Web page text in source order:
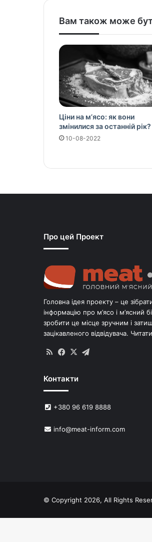
Вам також може
Ціни на м’ясо: як вони
змінилися за останній рік?
10-08-2022
Про цей Проект
Головна ідея проекту – це
інформацію про м’ясо і м’ясний
зробити це місце зручним і
зацікавленого відвідувача.
RSS Facebook
X
Контакти
+380 96 619 8888
info@meat-inform.com
© Copyright 2026, All Rights